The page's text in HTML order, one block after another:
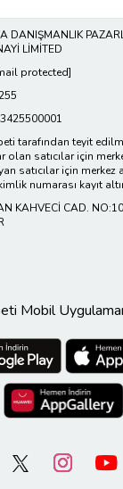
DANIŞMANLIK
LİMİTED
protected]
tarafından teyit
olan satıcılar için
satıcılar için
numarası kayıt
KAHVECİ CAD.
Mobil